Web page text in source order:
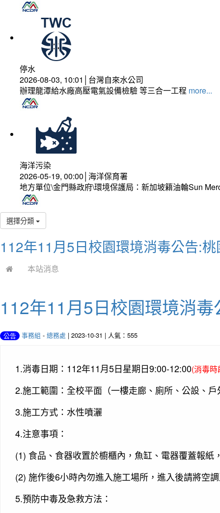
停水
2026-08-03, 10:01│台灣自來水公司
辦理龍潭給水廠高壓電氣設備檢驗 等三合一工程 more...
海洋污染
2026-05-19, 00:00│海洋保育署
地方單位\金門縣政府\環境保護局：新加坡籍油輪Sun
選擇分類
112年11月5日校園環境消毒公告:
本站消息
112年11月5日校園環境消毒
公告 事務組 - 總務處 | 2023-10-31 | 人氣：555
1.消毒日期：112年11月5日星期日9:00-12:00(消毒
2.施工範圍：全校平面（一樓走廊、廁所、公設、
3.施工方式：水性噴灑
4.注意事項：
(1) 食品、食器收置於櫥櫃內，魚缸、電器覆蓋報
(2) 施作後6小時內勿進入施工場所，進入後請將空
5.預防中毒及急救方法：